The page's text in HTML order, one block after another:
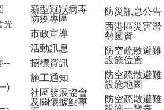
光
--
)
新型冠狀病毒
防疫專區
市政宣導
活動訊息
招標資訊
施工通知
社區發展協會
及關懷據點專
防災訊息公告
西港區災害潛
勢圖資
防空疏散避難
設施位置
防空疏散避難
設施地圖
防空疏散避難